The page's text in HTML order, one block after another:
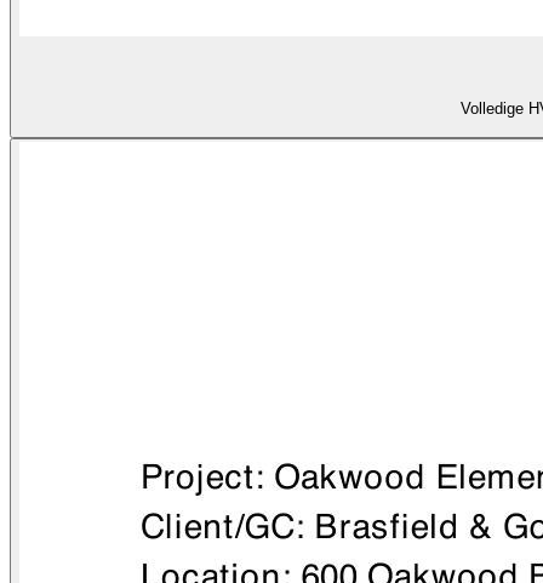
Volledige